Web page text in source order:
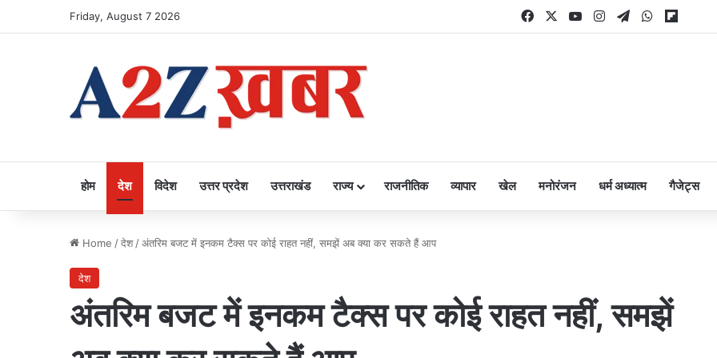
Friday, August 7 2026 FacebookYouTubeInstagram
TelegramWhatsApp
होम देश विदेश उत्तर प्रदेश उत्तराखंड राज्य राजनीतिक व्यापार खेल मनोरंजन धर्म अध्यात्म गैजेट्स
Home /देश /अंतरिम बजट में इनकम टैक्स पर कोई राहत नहीं, समझें अब क्या कर सकते हैं आप
देश
अंतरिम बजट में इनकम टैक्स पर कोई राहत नहीं, समझें